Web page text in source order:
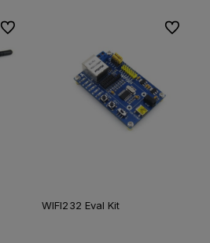
Do ulubionych
WIFI232 Eval Kit
Do